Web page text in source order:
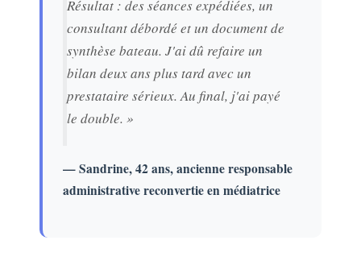
Résultat : des séances expédiées, un
consultant débordé et un document de
synthèse bateau. J'ai dû refaire un
bilan deux ans plus tard avec un
prestataire sérieux. Au final, j'ai payé
le double. »
— Sandrine, 42 ans, ancienne responsable
administrative reconvertie en médiatrice